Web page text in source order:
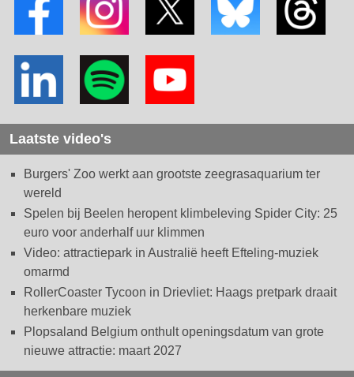
Laatste video's
Burgers' Zoo werkt aan grootste zeegrasaquarium ter
wereld
Spelen bij Beelen heropent klimbeleving Spider City: 25
euro voor anderhalf uur klimmen
Video: attractiepark in Australië heeft Efteling-muziek
omarmd
RollerCoaster Tycoon in Drievliet: Haags pretpark draait
herkenbare muziek
Plopsaland Belgium onthult openingsdatum van grote
nieuwe attractie: maart 2027